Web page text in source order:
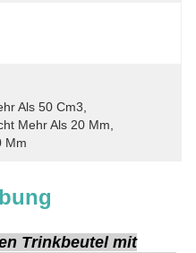
Als 50 Cm3
Mehr Als 20 Mm
Mm
Trinkbeutel mit